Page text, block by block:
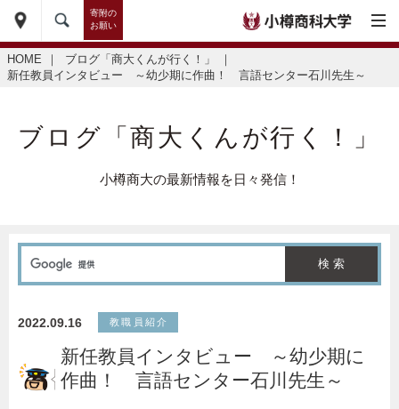
寄附の
お願い
HOME ｜ ブログ「商大くんが行く！」
｜
新任教員インタビュー ～幼少期に作曲！ 言語センター石川先生～
ブログ「商大くんが行く！」
小樽商大の最新情報を日々発信！
2022.09.16 教職員紹介
新任教員インタビュー ～幼少期に
作曲！ 言語センター石川先生～